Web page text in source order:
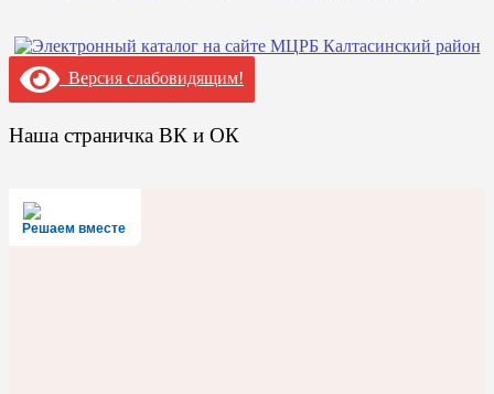
Версия слабовидящим!
Наша страничка ВК и ОК
Решаем вместе